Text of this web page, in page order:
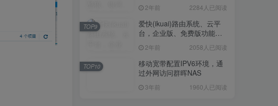
2年前 2284人已阅读
爱快(ikuai)路由系统、云平
台，企业版、免费版功能对
2年前 2058人已阅读
TOP9
移动宽带配置IPV6环境，通
过外网访问群晖NAS
3年前 1960人已阅读
TOP10
NAS硬盘用哪种好？希捷酷
狼、银河、西数红盘对比
2年前 2284人已阅读
爱快(ikuai)路由系统、云平
台，企业版、免费版功能对
比2年前 2058人已阅读
移动宽带配置IPV6环境，通